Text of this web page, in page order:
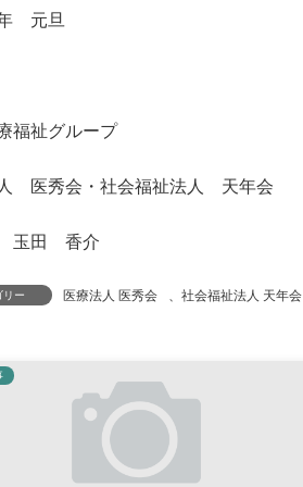
元旦
福祉グループ
医秀会・社会福祉法人 天年会
玉田 香介
リー 医療法人 医秀会 社会福祉法人 天年会